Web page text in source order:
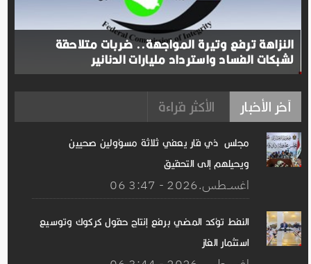
النزاهة ترفع وتيرة المواجهة.. ضربات متلاحقة
لشبكات الفساد واسترداد مليارات الدنانير
آخر الأخبار الأكثر قراءة
مجلس ذي قار يعفي ثلاثة مسؤولين صحيين
ويحيلهم إلى التحقيق
06 اغســطس.2026 - 3:47
النفط تؤكد المضي برفع إنتاج حقول كركوك وتوسيع
استثمار الغاز